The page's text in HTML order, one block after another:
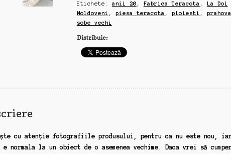
de
Teracota
Ploiesti,
anii
20
Etichete:anii 20 , Fabrica Teracota ,
La Doi
Moldoveni , piesa teracota , ploiesti , prahova
sobe vechi
Distribuie:
cu atenție fotografiile produsului, pentru ca nu este nou,
e normala la un obiect de o asemenea vechime. Daca vrei să